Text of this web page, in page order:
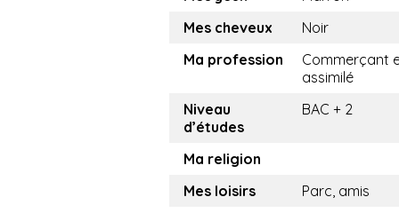
Mes cheveux
Noir
Ma profession
Commerçant
assimilé
Niveau
d’études
BAC + 2
Ma religion
Mes loisirs
Parc, amis